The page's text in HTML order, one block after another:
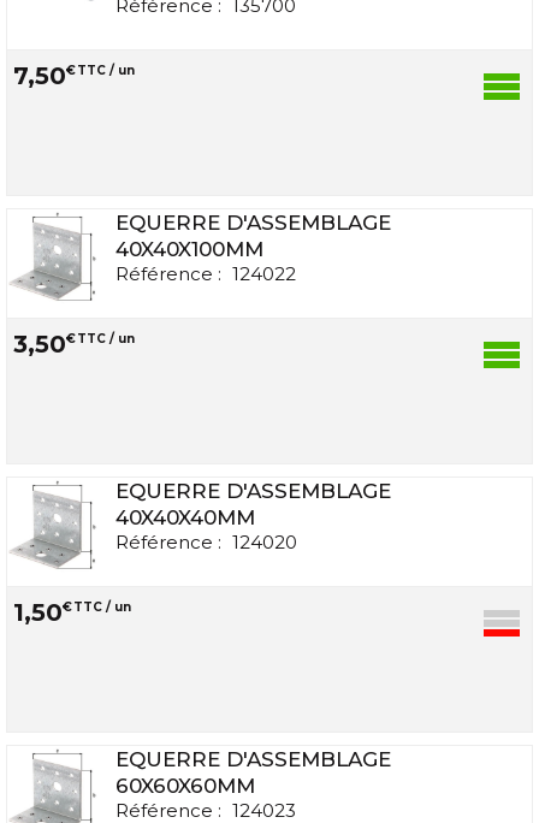
Référence : 135700
7,50€TTC / un
EQUERRE D'ASSEMBLAGE
40X40X100MM
Référence : 124022
3,50€TTC / un
EQUERRE D'ASSEMBLAGE
40X40X40MM
Référence : 124020
1,50€TTC / un
EQUERRE D'ASSEMBLAGE
60X60X60MM
Référence : 124023